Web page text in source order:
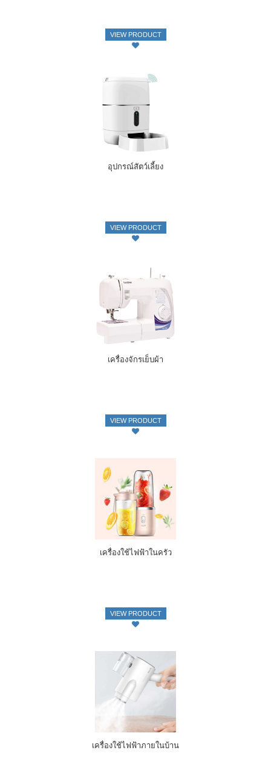
VIEW PRODUCT
อุปกรณ์สัตว์เลี้ยง
VIEW PRODUCT
เครื่องจักรเย็บผ้า
VIEW PRODUCT
เครื่องใช้ไฟฟ้าในครัว
VIEW PRODUCT
เครื่องใช้ไฟฟ้าภายในบ้าน